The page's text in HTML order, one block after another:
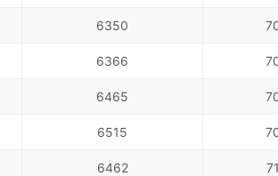
6350
6366
6465
6515
6462